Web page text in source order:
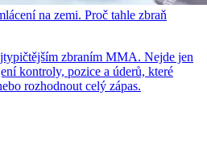
na zemi. Proč tahle zbraň
zbraním MMA. Nejde jen
kontroly, pozice a úderů, které
rozhodnout celý zápas.